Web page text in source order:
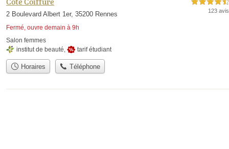
2 Boulevard Albert 1er, 35200 Rennes
Fermé, ouvre demain à 9h
4,5 étoiles sur 5
123 avis
Salon femmes
institut de beauté
tarif étudiant
Horaires Téléphone